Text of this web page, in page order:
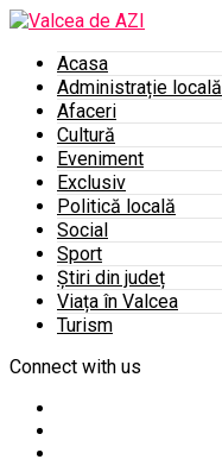
Acasa
Administrație locală
Afaceri
Cultură
Eveniment
Exclusiv
Politică locală
Social
Sport
Știri din județ
Viața în Valcea
Turism
Connect with us